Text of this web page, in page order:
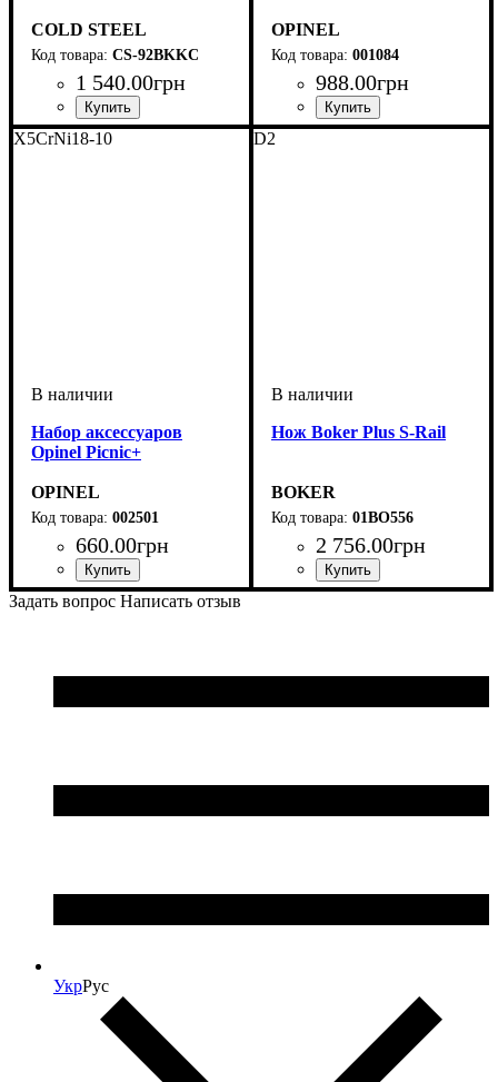
COLD STEEL
CS-92BKKC
1 540.00грн
OPINEL
001084
988.00грн
X5CrNi18-10
Набор аксессуаров
Opinel Picnic+
OPINEL
002501
660.00грн
D2
Нож Boker Plus S-Rail
BOKER
01BO556
2 756.00грн
Задать вопрос Написать отзыв
УкрРус